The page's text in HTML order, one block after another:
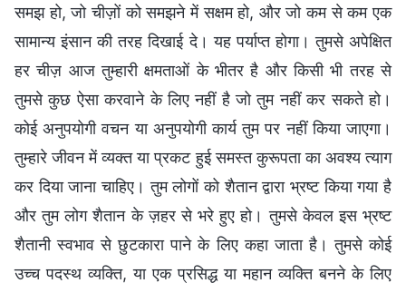
समझ हो, जो चीज़ों को समझने में सक्षम हो, और जो कम से कम एक
सामान्य इंसान की तरह दिखाई दे। यह पर्याप्त होगा। तुमसे अपेक्षित
हर चीज़ आज तुम्हारी क्षमताओं के भीतर है और किसी भी तरह से
तुमसे कुछ ऐसा करवाने के लिए नहीं है जो तुम नहीं कर सकते हो।
कोई अनुपयोगी वचन या अनुपयोगी कार्य तुम पर नहीं किया जाएगा।
तुम्हारे जीवन में व्यक्त या प्रकट हुई समस्त कुरूपता का अवश्य त्याग
कर दिया जाना चाहिए। तुम लोगों को शैतान द्वारा भ्रष्ट किया गया है
और तुम लोग शैतान के ज़हर से भरे हुए हो। तुमसे केवल इस भ्रष्ट
शैतानी स्वभाव से छुटकारा पाने के लिए कहा जाता है। तुमसे कोई
उच्च पदस्थ व्यक्ति, या एक प्रसिद्ध या महान व्यक्ति बनने के लिए